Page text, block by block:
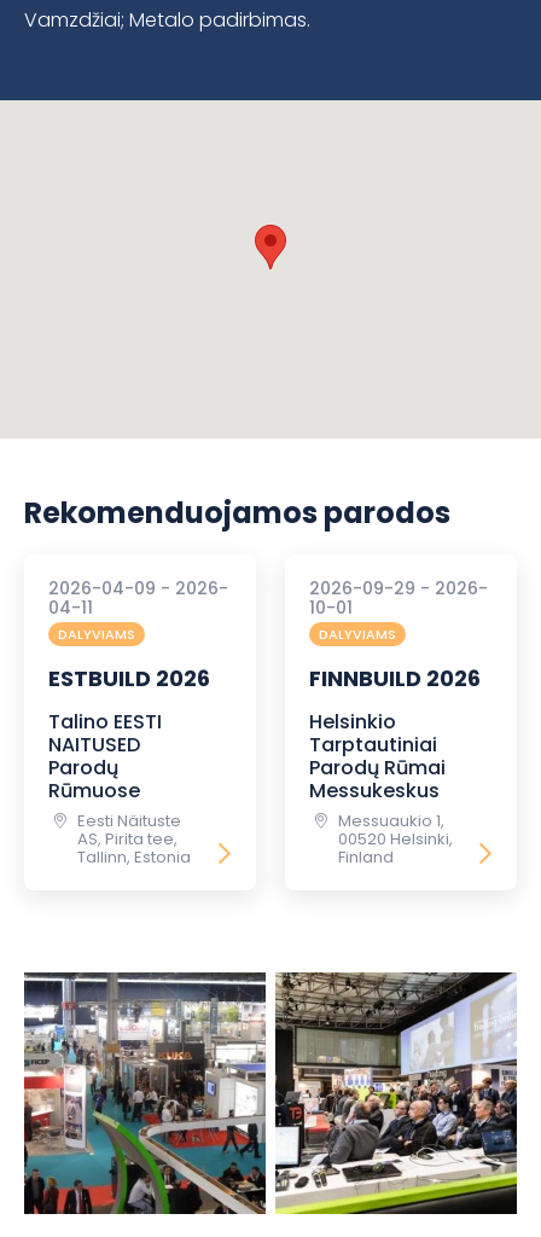
Vamzdžiai; Metalo padirbimas.
Rekomenduojamos parodos
2026-04-09 - 2026-
04-11
DALYVIAMS
ESTBUILD 2026
Talino EESTI
NAITUSED
Parodų
Rūmuose
Eesti Näituste
AS, Pirita tee,
Tallinn, Estonia
2026-09-29 - 2026-
10-01
DALYVIAMS
FINNBUILD 2026
Helsinkio
Tarptautiniai
Parodų Rūmai
Messukeskus
Messuaukio 1,
00520 Helsinki,
Finland